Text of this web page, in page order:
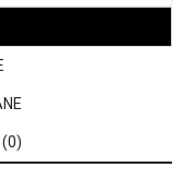
(0)